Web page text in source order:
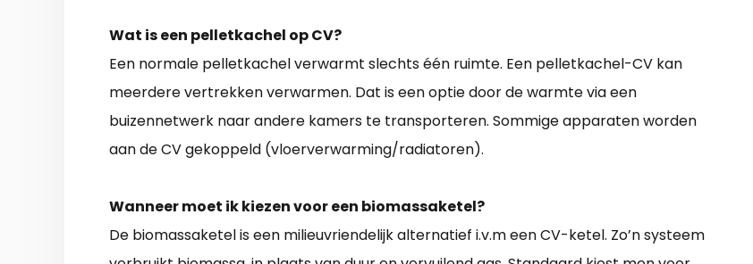
Wat is een pelletkachel op CV?
Een normale pelletkachel verwarmt slechts één ruimte. Een pelletkachel-CV kan
meerdere vertrekken verwarmen. Dat is een optie door de warmte via een
buizennetwerk naar andere kamers te transporteren. Sommige apparaten worden
aan de CV gekoppeld (vloerverwarming/radiatoren).
Wanneer moet ik kiezen voor een biomassaketel?
De biomassaketel is een milieuvriendelijk alternatief i.v.m een CV-ketel. Zo’n systeem